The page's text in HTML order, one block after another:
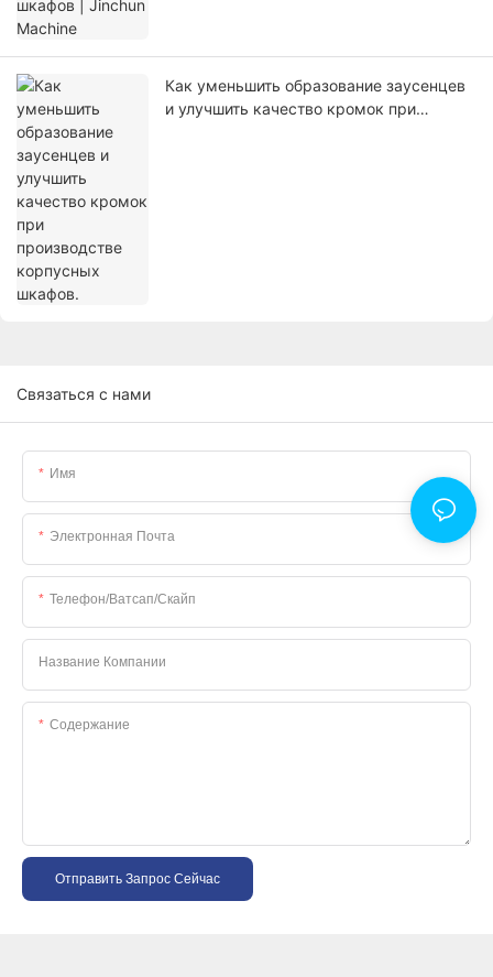
Как уменьшить образование заусенцев
и улучшить качество кромок при
Связаться с нами
Имя
Электронная Почта
Телефон/ватсап/скайп
Название Компании
Содержание
Отправить Запрос Сейчас